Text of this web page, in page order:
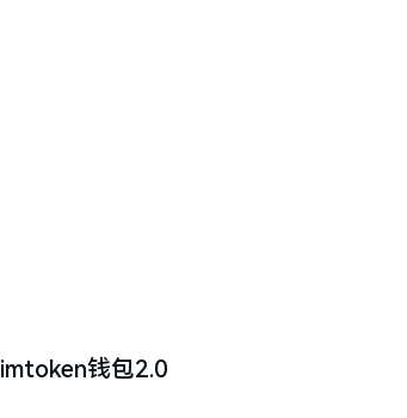
imtoken钱包2.0